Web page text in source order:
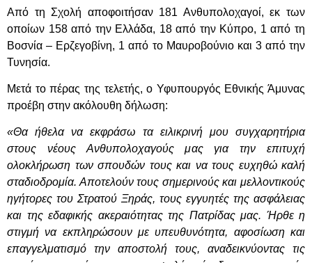
Από τη Σχολή αποφοιτήσαν 181 Ανθυπολοχαγοί, εκ των
οποίων 158 από την Ελλάδα, 18 από την Κύπρο, 1 από τη
Βοσνία – Ερζεγοβίνη, 1 από το Μαυροβούνιο και 3 από την
Τυνησία.
Μετά το πέρας της τελετής, ο Υφυπουργός Εθνικής Άμυνας
προέβη στην ακόλουθη δήλωση:
«Θα ήθελα να εκφράσω τα ειλικρινή μου συγχαρητήρια
στους νέους Ανθυπολοχαγούς μας για την επιτυχή
ολοκλήρωση των σπουδών τους και να τους ευχηθώ καλή
σταδιοδρομία. Αποτελούν τους σημερινούς και μελλοντικούς
ηγήτορες του Στρατού Ξηράς, τους εγγυητές της ασφάλειας
και της εδαφικής ακεραιότητας της Πατρίδας μας. Ήρθε η
στιγμή να εκπληρώσουν με υπευθυνότητα, αφοσίωση και
επαγγελματισμό την αποστολή τους, αναδεικνύοντας τις